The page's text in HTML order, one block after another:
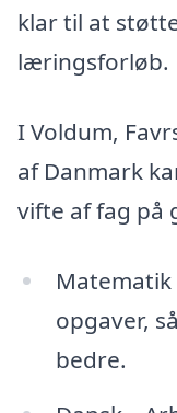
klar til at
læringsforløb.
I Voldum,
af Danmark
vifte af fag på
opgaver,
bedre.